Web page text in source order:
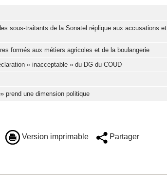
sous-traitants de la Sonatel réplique aux accusations et
formés aux métiers agricoles et de la boulangerie
« inacceptable » du DG du COUD
prend une dimension politique
Version imprimable Partager